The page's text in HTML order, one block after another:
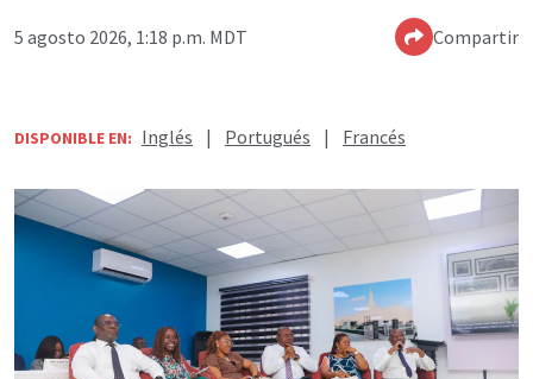
5 agosto 2026, 1:18 p.m. MDT Compartir
DISPONIBLE EN: Inglés | Portugués | Francés